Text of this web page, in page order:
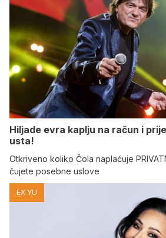
Hiljade evra kaplju na račun i
usta!
Otkriveno koliko Čola naplaćuje
čujete posebne uslove
EX YU